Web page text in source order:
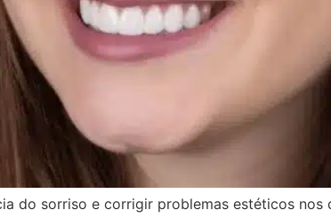
do sorriso e corrigir problemas estéticos nos